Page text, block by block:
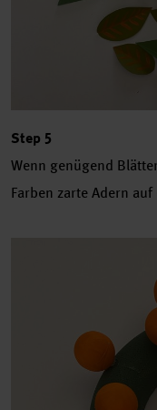
Step 5
Wenn genügend
Farben zarte Adern